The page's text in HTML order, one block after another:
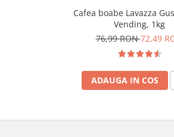
Cafea boabe Lavazza
Vending, 1kg
76,99 RON72,49
ADAUGA IN COS